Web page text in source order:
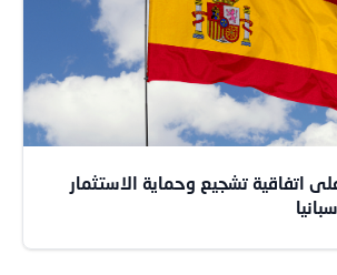
اتفاقية تشجيع وحماية الاستثمار